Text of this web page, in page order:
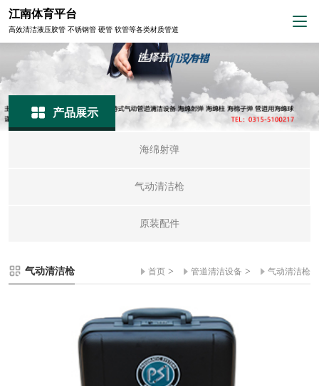
江南体育平台
高效清洁液压胶管 不锈钢管 硬管 软管等各类材质管道
产品展示
海绵射弹
气动清洁枪
原装配件
气动清洁枪 首页 > 管道清洁设备 > 气动清洁枪